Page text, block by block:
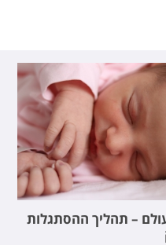
– תהליך ההסתגלות